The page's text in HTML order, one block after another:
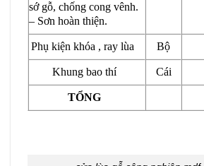
sớ gỗ, chống cong vênh.
– Sơn hoàn thiện.
Phụ kiện khóa , ray lùa Bộ
Khung bao thí Cái
TỔNG